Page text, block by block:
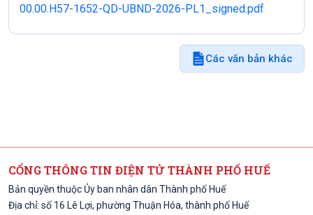
00.00.H57-1652-QD-UBND-2026-PL1_signed.pdf
Các văn bản khác
CỔNG THÔNG TIN ĐIỆN TỬ THÀNH PHỐ HUẾ
Bản quyền thuộc Ủy ban nhân dân Thành phố Huế
Địa chỉ: số 16 Lê Lợi, phường Thuận Hóa, thành phố Huế